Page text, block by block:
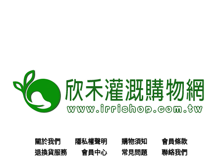
關於我們 隱私權聲明 購物須知
會員條款
退換貨服務
會員中心 常見問題 聯絡我們